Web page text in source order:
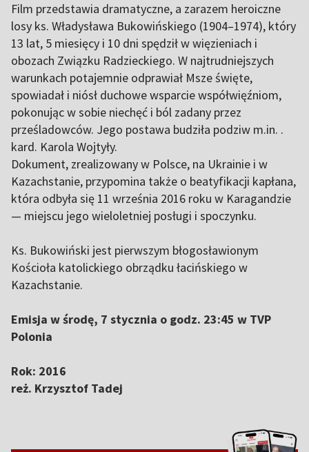
Film przedstawia dramatyczne, a zarazem heroiczne
losy ks. Władysława Bukowińskiego (1904–1974), który
13 lat, 5 miesięcy i 10 dni spędził w więzieniach i
obozach Związku Radzieckiego. W najtrudniejszych
warunkach potajemnie odprawiał Msze święte,
spowiadał i niósł duchowe wsparcie współwięźniom,
pokonując w sobie niechęć i ból zadany przez
prześladowców. Jego postawa budziła podziw m.in. .
kard. Karola Wojtyły.
Dokument, zrealizowany w Polsce, na Ukrainie i w
Kazachstanie, przypomina także o beatyfikacji kapłana,
która odbyła się 11 września 2016 roku w Karagandzie
— miejscu jego wieloletniej posługi i spoczynku.
Ks. Bukowiński jest pierwszym błogosławionym
Kościoła katolickiego obrządku łacińskiego w
Kazachstanie.
Emisja w środę, 7 stycznia o godz. 23:45 w TVP
Polonia
Rok: 2016
reż. Krzysztof Tadej